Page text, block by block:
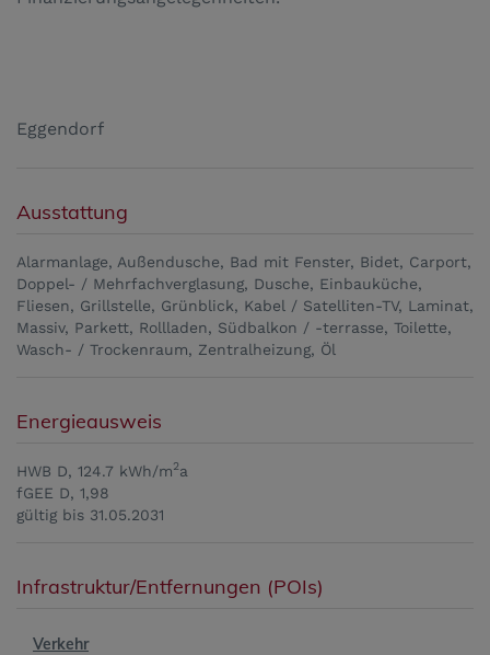
Eggendorf
Ausstattung
Alarmanlage Außendusche Bad mit Fenster Bidet
Carport
Doppel- / Mehrfachverglasung
Dusche
Einbauküche
Fliesen
Grillstelle Grünblick Kabel / Satelliten-TV
Laminat
Massiv
Parkett Rollladen Südbalkon / -terrasse
Toilette
Wasch- / Trockenraum
Zentralheizung Öl
Energieausweis
HWB D, 124.7 kWh/m2a
fGEE D, 1,98
gültig bis 31.05.2031
Infrastruktur/Entfernungen (POIs)
Verkehr